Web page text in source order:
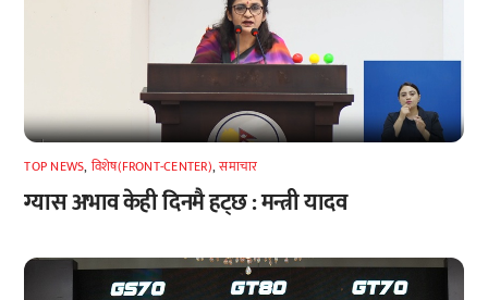
TOP NEWS, विशेष(FRONT-CENTER),समाचार
ग्यास अभाव केही दिनमै हट्छ : मन्त्री यादव